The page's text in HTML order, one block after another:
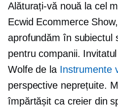
Alăturați-vă nouă la cel
Ecwid Ecommerce
aprofundăm în subiectul
pentru companii.
Wolfe de la Instrumente
perspective neprețuite.
împărtășit ca creier din